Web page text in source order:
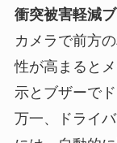
衝突被害軽減
カメラで前方
性が高まると
示とブザーで
万一、ドライ